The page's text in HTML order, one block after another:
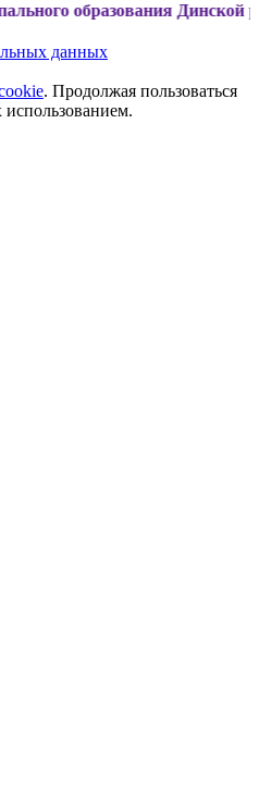
Динской район
данных
. Продолжая пользоваться
использованием.